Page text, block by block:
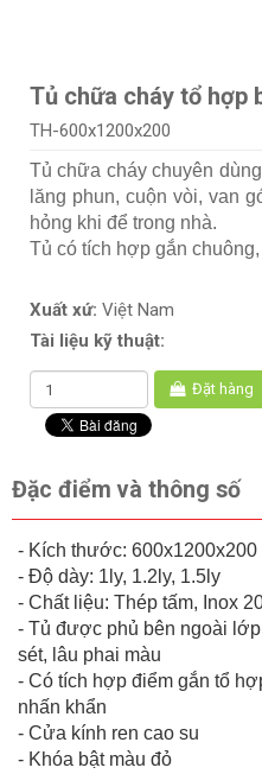
Tủ chữa cháy tổ hợp
TH-600x1200x200
Tủ chữa cháy chuyên
lăng phun, cuộn vòi, van
hỏng khi để trong nhà.
Tủ có tích hợp gắn
Xuất xứ: Việt Nam
Tài liệu kỹ thuật:
Đặt hàng
Đặc điểm và thông số
- Kích thước: 600x1200x200
- Độ dày: 1ly, 1.2ly, 1.5ly
- Chất liệu: Thép tấm, Inox
- Tủ được phủ bên ngoài
sét, lâu phai màu
- Có tích hợp điểm gắn tổ
nhấn khẩn
- Cửa kính ren cao su
- Khóa bật màu đỏ